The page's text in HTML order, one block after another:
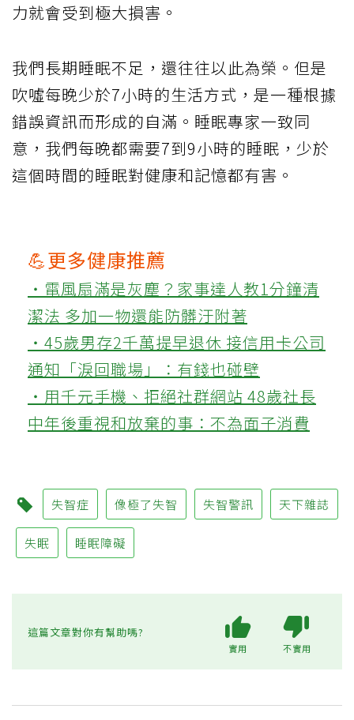
力就會受到極大損害。
我們長期睡眠不足，還往往以此為榮。但是
吹噓每晚少於7小時的生活方式，是一種根據
錯誤資訊而形成的自滿。睡眠專家一致同
意，我們每晚都需要7到9小時的睡眠，少於
這個時間的睡眠對健康和記憶都有害。
💪更多健康推薦
‧電風扇滿是灰塵？家事達人教1分鐘清
潔法 多加一物還能防髒汙附著
‧45歲男存2千萬提早退休 接信用卡公司
通知「淚回職場」：有錢也碰壁
‧用千元手機、拒絕社群網站 48歲社長
中年後重視和放棄的事：不為面子消費
失智症 像極了失智 失智警訊 天下雜誌
失眠 睡眠障礙
這篇文章對你有幫助嗎?
實用 不實用